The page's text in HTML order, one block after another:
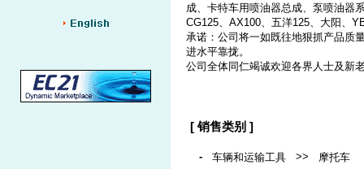
成、卡特车用喷油器总成、泵喷油器
CG125、AX100、五洋125、大阳、
承诺：公司将一如既往地狠抓产品质
进水平靠拢。
公司全体同仁竭诚欢迎各界人士及新
[ 销售类别 ]
- 车辆和运输工具 >>
摩托车